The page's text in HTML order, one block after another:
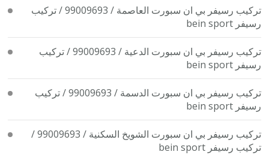
تركيب رسيفر بي ان سبورت العاصمة / 99009693 / تركيب
رسيفر bein sport
تركيب رسيفر بي ان سبورت الدعية / 99009693 / تركيب
رسيفر bein sport
تركيب رسيفر بي ان سبورت الدسمة / 99009693 / تركيب
رسيفر bein sport
تركيب رسيفر بي ان سبورت الشويخ السكنية / 99009693 /
تركيب رسيفر bein sport